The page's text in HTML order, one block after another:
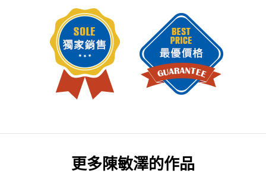
更多陳敏澤的作品